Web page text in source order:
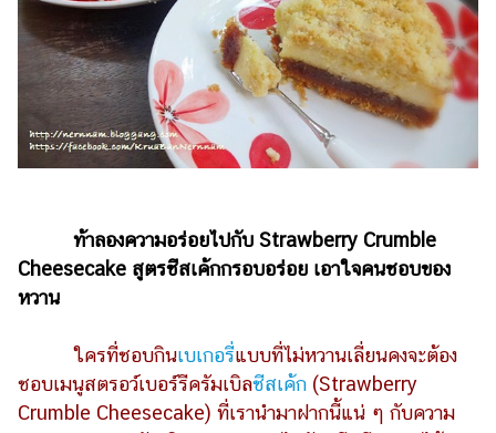
การ
ศึกษา
บันเทิง
รูปภาพ
Music
Station
บันเทิง
เกาหลี
ท้าลองความอร่อยไปกับ Strawberry Crumble
Cheesecake สูตรชีสเค้กกรอบอร่อย เอาใจคนชอบของ
หวาน
ใครที่ชอบกินเบเกอรี่แบบที่ไม่หวานเลี่ยนคงจะต้อง
ชอบเมนูสตรอว์เบอร์รีครัมเบิลชีสเค้ก (Strawberry
Crumble Cheesecake) ที่เรานำมาฝากนี้แน่ ๆ กับความ